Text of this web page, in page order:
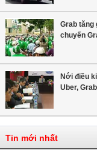
Grab tăng
chuyến
Nới điều
Uber,
Tin mới nhất